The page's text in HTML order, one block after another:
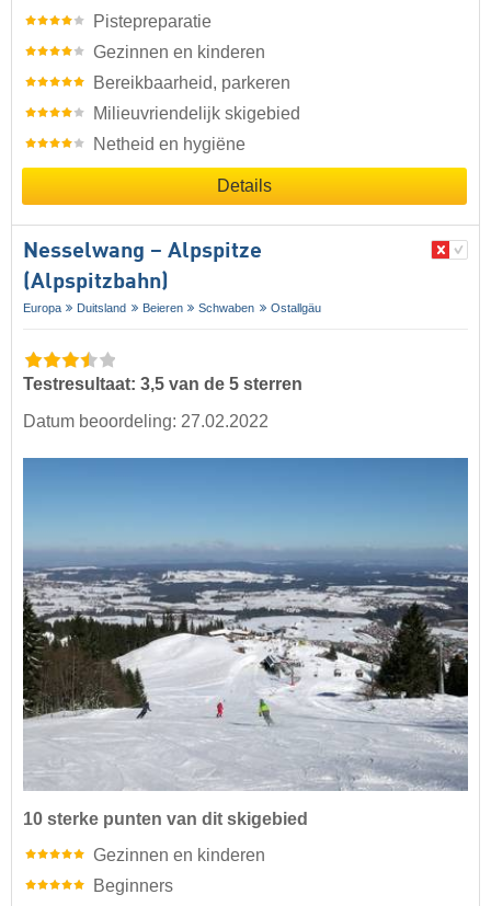
Pistepreparatie
Gezinnen en kinderen
Bereikbaarheid, parkeren
Milieuvriendelijk skigebied
Netheid en hygiëne
Details
Nesselwang – Alpspitze
(Alpspitzbahn)
Europa Duitsland Beieren Schwaben Ostallgäu
Testresultaat: 3,5 van de 5 sterren
Datum beoordeling: 27.02.2022
10 sterke punten van dit skigebied
Gezinnen en kinderen
Beginners